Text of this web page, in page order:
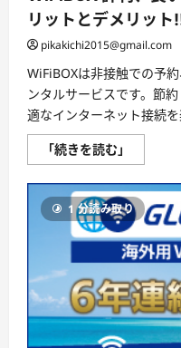
い
て
ら
読
む
リットとデメリット
pikakichi2015@gmail.com
WiFiBOXは非接触での予
ンタルサービスです。節
適なインターネット接続を
「続きを読む」
評
良
い
口
コ
ミ、
悪
い
口
コ
ミ、
メ
リ
ッ
1 分読み取り